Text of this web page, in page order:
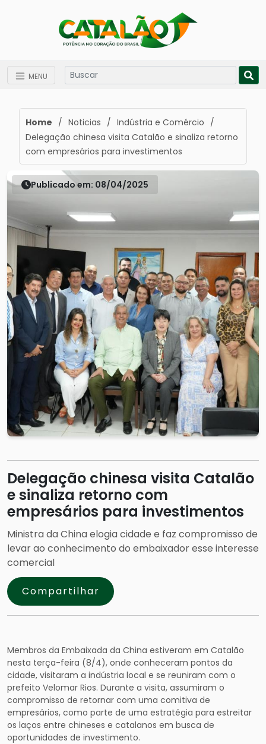
MENU
Home / Noticias / Indústria e Comércio /
Delegação chinesa visita Catalão e sinaliza retorno
com empresários para investimentos
Publicado em: 08/04/2025
Delegação chinesa visita Catalão
e sinaliza retorno com
empresários para investimentos
Ministra da China elogia cidade e faz compromisso de
levar ao conhecimento do embaixador esse interesse
comercial
Compartilhar
Membros da Embaixada da China estiveram em Catalão
nesta terça-feira (8/4), onde conheceram pontos da
cidade, visitaram a indústria local e se reuniram com o
prefeito Velomar Rios. Durante a visita, assumiram o
compromisso de retornar com uma comitiva de
empresários, como parte de uma estratégia para estreitar
os laços entre chineses e catalanos em busca de
oportunidades de investimento.